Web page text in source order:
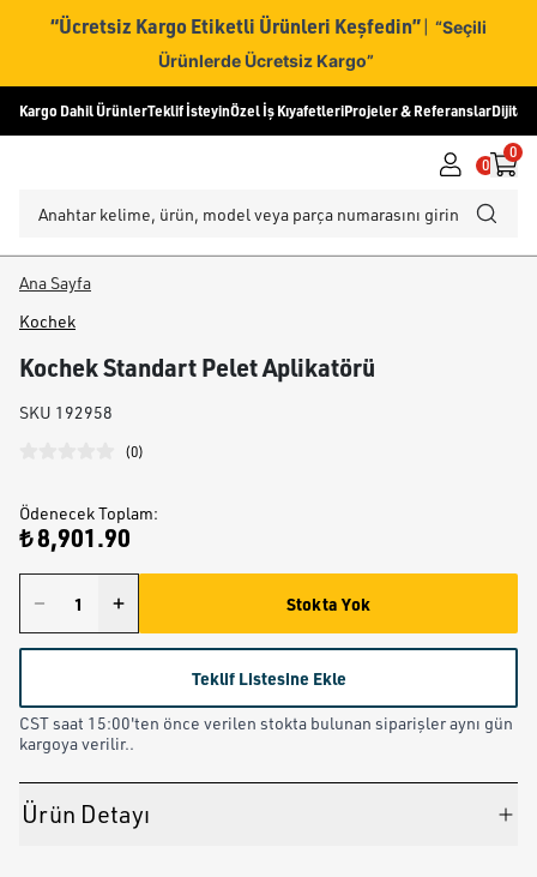
“Ücretsiz Kargo Etiketli Ürünleri Keşfedin” | “Seçili
Ürünlerde Ücretsiz Kargo”
Kargo Dahil ÜrünlerTeklif İsteyinÖzel İş KıyafetleriProjeler & ReferanslarDijital
0
0
Ana Sayfa
Kochek
Kochek Standart Pelet Aplikatörü
SKU 192958
(0)
Ödenecek Toplam:
₺ 8,901.90
Stokta Yok
Teklif Listesine Ekle
CST saat 15:00'ten önce verilen stokta bulunan siparişler aynı gün
kargoya verilir..
Ürün Detayı